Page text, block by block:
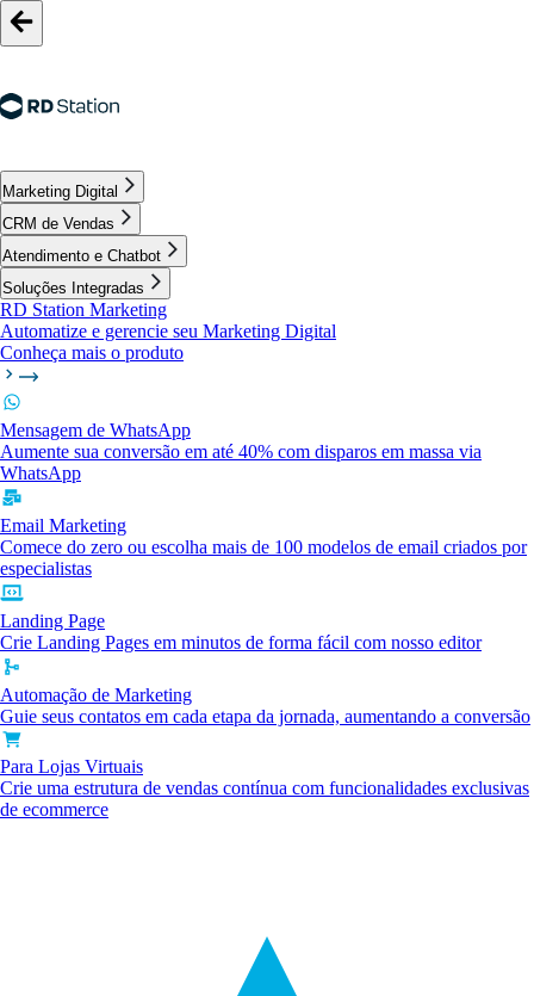
Marketing Digital
CRM de Vendas
Atendimento e Chatbot
Soluções Integradas
RD Station Marketing
Automatize e gerencie seu Marketing Digital
Conheça mais o produto
Mensagem de WhatsApp
Aumente sua conversão em até 40% com disparos em massa via
WhatsApp
Email Marketing
Comece do zero ou escolha mais de 100 modelos de email criados por
especialistas
Landing Page
Crie Landing Pages em minutos de forma fácil com nosso editor
Automação de Marketing
Guie seus contatos em cada etapa da jornada, aumentando a conversão
Para Lojas Virtuais
Crie uma estrutura de vendas contínua com funcionalidades exclusivas
de ecommerce